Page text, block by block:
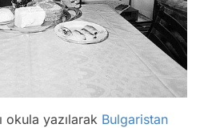
okula yazılarak Bulgaristan